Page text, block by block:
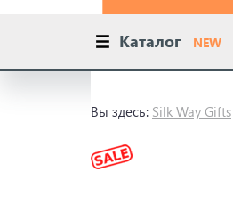
Каталог NEW
Вы здесь: Silk Way Gifts